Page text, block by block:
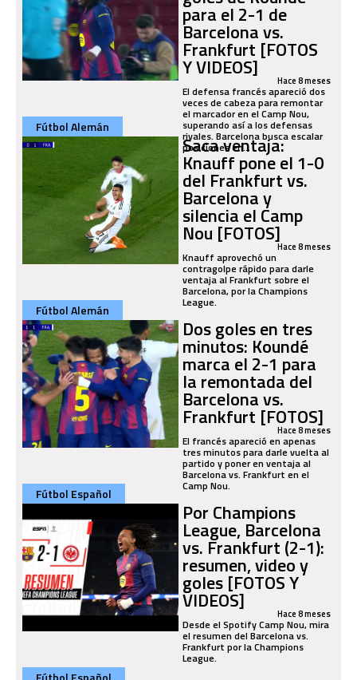
para el 2-1 de
Barcelona vs.
Frankfurt [FOTOS
Y VIDEOS] Hace 8 meses
El defensa francés apareció dos
veces de cabeza para remontar
el marcador en el Camp Nou,
superando así a los defensas
rivales. Barcelona busca escalar
posiciones en...
Fútbol Alemán
Saca ventaja:
Knauff pone el 1-0
del Frankfurt vs.
Barcelona y
silencia el Camp
Nou [FOTOS]Hace 8 meses
Knauff aprovechó un
contragolpe rápido para darle
ventaja al Frankfurt sobre el
Barcelona, por la Champions
League.
Fútbol Alemán
Dos goles en tres
minutos: Koundé
marca el 2-1 para
la remontada del
Barcelona vs.
Frankfurt [FOTOS]
Hace 8 meses
El francés apareció en apenas
tres minutos para darle vuelta al
partido y poner en ventaja al
Barcelona vs. Frankfurt en el
Camp Nou.
Fútbol Español
Por Champions
League, Barcelona
vs. Frankfurt (2-1):
resumen, video y
goles [FOTOS Y
VIDEOS] Hace 8 meses
Desde el Spotify Camp Nou, mira
el resumen del Barcelona vs.
Frankfurt por la Champions
League.